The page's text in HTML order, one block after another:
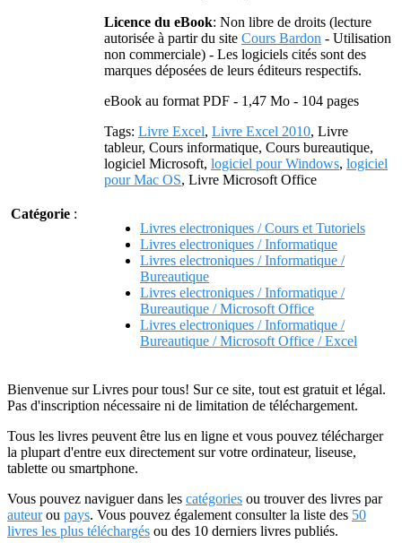
Licence du eBook: Non libre de droits (lecture
autorisée à partir du site Cours Bardon - Utilisation
non commerciale) - Les logiciels cités sont des
marques déposées de leurs éditeurs respectifs.
eBook au format PDF - 1,47 Mo - 104 pages
Tags: Livre Excel, Livre Excel 2010, Livre
tableur, Cours informatique, Cours bureautique,
logiciel Microsoft, logiciel pour Windows, logiciel
pour Mac OS, Livre Microsoft Office
Catégorie :
Livres electroniques / Cours et Tutoriels
Livres electroniques / Informatique
Livres electroniques / Informatique /
Bureautique
Livres electroniques / Informatique /
Bureautique / Microsoft Office
Livres electroniques / Informatique /
Bureautique / Microsoft Office / Excel
Bienvenue sur Livres pour tous! Sur ce site, tout est gratuit et légal.
Pas d'inscription nécessaire ni de limitation de téléchargement.
Tous les livres peuvent être lus en ligne et vous pouvez télécharger
la plupart d'entre eux directement sur votre ordinateur, liseuse,
tablette ou smartphone.
Vous pouvez naviguer dans les catégories ou trouver des livres par
auteurou pays. Vous pouvez également consulter la liste des 50
livres les plus téléchargés ou des 10 derniers livres publiés.